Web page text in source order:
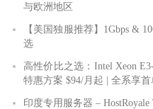
与欧洲地区
【美国独服推荐】1Gbps &
选
高性价比之选：Intel Xeon
特惠方案 $94/月起 | 全系享首
印度专用服务器 – HostRoyale